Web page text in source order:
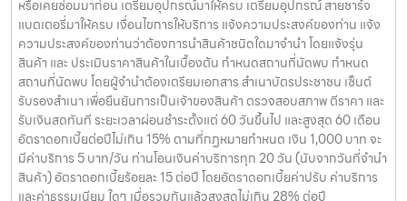
ถือชลบุรี ให้บริการโดย รับจํานําบางแค.com โรงรับจำนำ รับจำนำมือถือ
รับจำนำไอโฟน รับจำนำไอแพด รับจำนำกล้อง รับจำนำโน๊ตบุ๊ค รับจำนำ
สินค้าแบรนด์เนม สินค้าไอที สินค้าอิเล็กทรอนิกซ์ ของมีค่าทุกชนิด ครบ
วงจร ให้ราคาสูง ดอกเบี้ยต่ำ เงื่อนไขการรับจำนำ ผู้จำนำ ต้องเป็นเจ้าของ
สินค้า ผู้นำสินค้ามาจำนำ ต้องเป็นเจ้าของสินค้า โดยเราจะไม่รับจำนำ
เครื่องเช่า เครื่องยืม หรือเครื่องบริษัท สินค้าที่นำมาจำนำไม่ควรเกิน 1-2 ปี
หากเกินจะพิจารณาเป็นบางรายการ โดยสินค้าต้องอยู่ในสภาพดี ไม่เคยเสีย
หรือเคยซ่อมมาก่อน เตรียมอุปกรณ์มาให้ครบ เตรียมอุปกรณ์ สายชาร์จ
แบตเตอรี่มาให้ครบ เงื่อนไขการให้บริการ แจ้งความประสงค์ของท่าน แจ้ง
ความประสงค์ของท่านว่าต้องการนำสินค้าชนิดใดมาจำนำ โดยแจ้งรุ่น